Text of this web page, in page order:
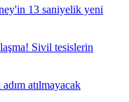
13 saniyelik yeni
Sivil tesislerin
atılmayacak